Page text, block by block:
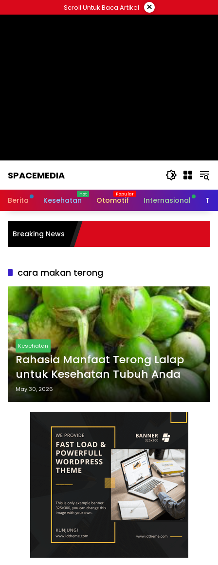
to
Scroll Untuk Baca Artikel ×
SPACEMEDIA
Berita Kesehatan Otomotif Internasional
Breaking News
Burnout pada
cara makan terong
Kesehatan
Rahasia Manfaat Terong Lalap
untuk Kesehatan Tubuh Anda
May 30, 2026